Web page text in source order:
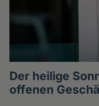
Der heilige
offenen